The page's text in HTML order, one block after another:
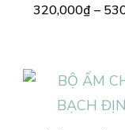
320,000₫–